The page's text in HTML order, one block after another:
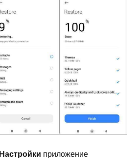
Настройки приложение